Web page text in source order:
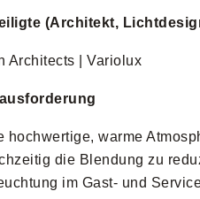
(Architekt,
Architects | Variolux
hochwertige, warme
die Blendung zu
im Gast- und